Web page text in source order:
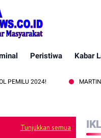
Peristiwa Kabar
2024! MARTINUS
Tunjukkan semua